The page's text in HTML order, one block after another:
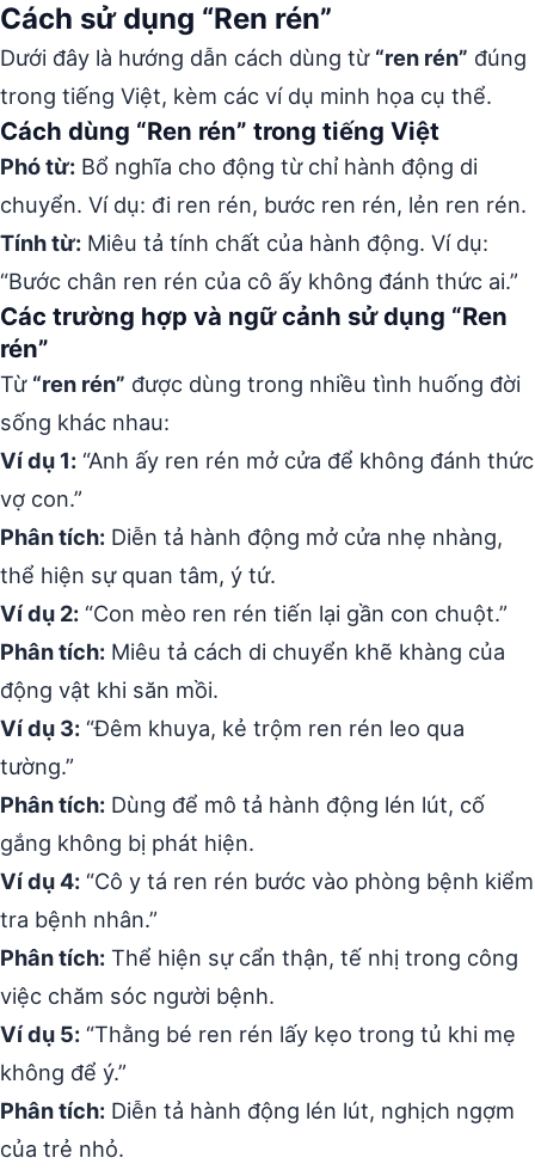
Cách sử dụng “Ren rén”
Dưới đây là hướng dẫn cách dùng từ “ren rén” đúng
trong tiếng Việt, kèm các ví dụ minh họa cụ thể.
Cách dùng “Ren rén” trong tiếng Việt
Phó từ: Bổ nghĩa cho động từ chỉ hành động di
chuyển. Ví dụ: đi ren rén, bước ren rén, lẻn ren rén.
Tính từ: Miêu tả tính chất của hành động. Ví dụ:
“Bước chân ren rén của cô ấy không đánh thức ai.”
Các trường hợp và ngữ cảnh sử dụng “Ren
rén”
Từ “ren rén” được dùng trong nhiều tình huống đời
sống khác nhau:
Ví dụ 1: “Anh ấy ren rén mở cửa để không đánh thức
vợ con.”
Phân tích: Diễn tả hành động mở cửa nhẹ nhàng,
thể hiện sự quan tâm, ý tứ.
Ví dụ 2: “Con mèo ren rén tiến lại gần con chuột.”
Phân tích: Miêu tả cách di chuyển khẽ khàng của
động vật khi săn mồi.
Ví dụ 3: “Đêm khuya, kẻ trộm ren rén leo qua
tường.”
Phân tích: Dùng để mô tả hành động lén lút, cố
gắng không bị phát hiện.
Ví dụ 4: “Cô y tá ren rén bước vào phòng bệnh kiểm
tra bệnh nhân.”
Phân tích: Thể hiện sự cẩn thận, tế nhị trong công
việc chăm sóc người bệnh.
Ví dụ 5: “Thằng bé ren rén lấy kẹo trong tủ khi mẹ
không để ý.”
Phân tích: Diễn tả hành động lén lút, nghịch ngợm
của trẻ nhỏ.